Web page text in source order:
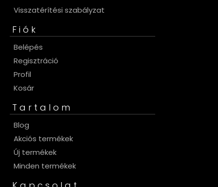
Visszatérítési szabályzat
Fiók
Belépés
Regisztráció
Profil
Kosár
Tartalom
Blog
Akciós termékek
Új termékek
Minden termékek